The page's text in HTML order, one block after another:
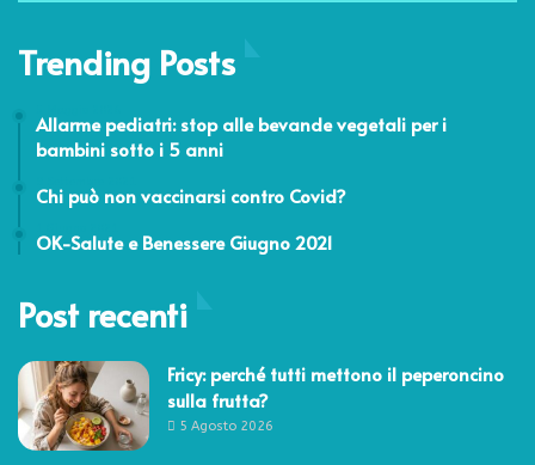
Trending Posts
Allarme pediatri: stop alle bevande vegetali per i
bambini sotto i 5 anni
Chi può non vaccinarsi contro Covid?
OK-Salute e Benessere Giugno 2021
Post recenti
Fricy: perché tutti mettono il peperoncino
sulla frutta?
5 Agosto 2026